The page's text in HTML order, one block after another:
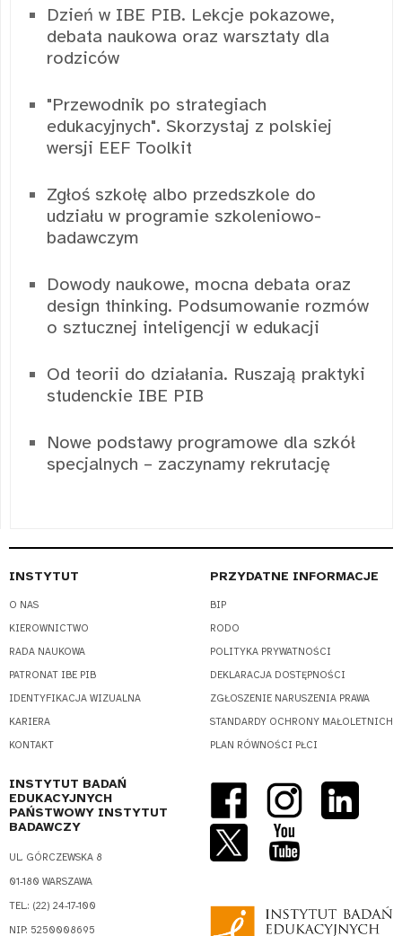
Dzień w IBE PIB. Lekcje pokazowe,
debata naukowa oraz warsztaty dla
rodziców
"Przewodnik po strategiach
edukacyjnych". Skorzystaj z polskiej
wersji EEF Toolkit
Zgłoś szkołę albo przedszkole do
udziału w programie szkoleniowo-
badawczym
Dowody naukowe, mocna debata oraz
design thinking. Podsumowanie rozmów
o sztucznej inteligencji w edukacji
Od teorii do działania. Ruszają praktyki
studenckie IBE PIB
Nowe podstawy programowe dla szkół
specjalnych – zaczynamy rekrutację
INSTYTUT
O NAS
KIEROWNICTWO
RADA NAUKOWA
PATRONAT IBE PIB
IDENTYFIKACJA WIZUALNA
KARIERA
KONTAKT
PRZYDATNE INFORMACJE
BIP
RODO
POLITYKA PRYWATNOŚCI
DEKLARACJA DOSTĘPNOŚCI
ZGŁOSZENIE NARUSZENIA PRAWA
STANDARDY OCHRONY MAŁOLETNICH
PLAN RÓWNOŚCI PŁCI
INSTYTUT BADAŃ
EDUKACYJNYCH
PAŃSTWOWY INSTYTUT
BADAWCZY
UL. GÓRCZEWSKA 8
01-180 WARSZAWA
TEL.: (22) 24-17-100
NIP: 5250008695